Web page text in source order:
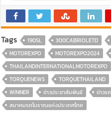
Tags 190SL 300CABRIOLETD
MOTOREXPO
MOTOREXPO2024
THAILANDINTERNATIONALMOTOREXPO
TORQUENEWS
TORQUETHAILAND
WINNER
ข่าวประชาสัมพันธ์ ข่าวรถ
สมาคมรถโบราณแห่งประเทศไทย